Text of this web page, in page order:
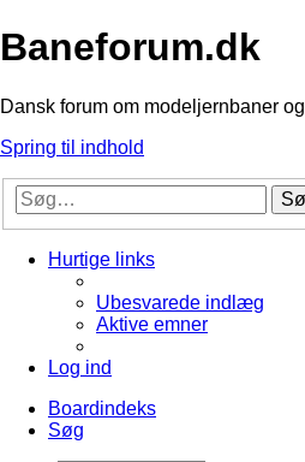
Baneforum.dk
Dansk forum om modeljernbaner
Spring til indhold
Hurtige links
Ubesvarede indlæg
Aktive emner
Log ind
Boardindeks
Søg